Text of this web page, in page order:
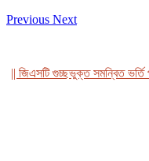
Previous Next
জিএসটি গুচ্ছভুক্ত সমন্বিত ভর্তি